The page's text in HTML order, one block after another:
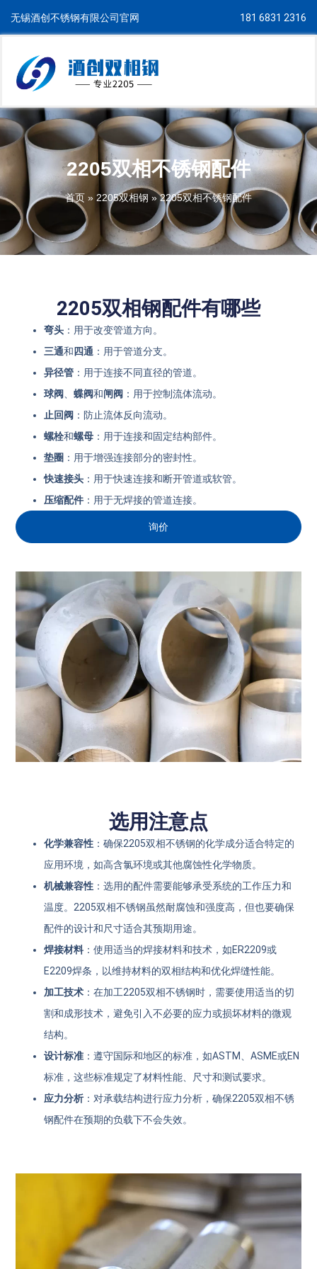
无锡酒创不锈钢有限公司官网 181 6831 2316
2205双相不锈钢配件
首页 » 2205双相钢 »2205双相不锈钢配件
2205双相钢配件有哪些
弯头 ：用于改变管道方向。
三通和 四通 ：用于管道分支。
异径管 ：用于连接不同直径的管道。
球阀
、蝶阀和闸阀 ：用于控制流体流动。
止回阀 ：防止流体反向流动。
螺栓和螺母 ：用于连接和固定结构部件。
垫圈 ：用于增强连接部分的密封性。
快速接头 ：用于快速连接和断开管道或软管。
压缩配件 ：用于无焊接的管道连接。
询价
选用注意点
化学兼容性 ：确保2205双相不锈钢的化学成分适合特定的
应用环境，如高含氯环境或其他腐蚀性化学物质。
机械兼容性 ：选用的配件需要能够承受系统的工作压力和
温度。2205双相不锈钢虽然耐腐蚀和强度高，但也要确保
配件的设计和尺寸适合其预期用途。
焊接材料 ：使用适当的焊接材料和技术，如ER2209或
E2209焊条，以维持材料的双相结构和优化焊缝性能。
加工技术 ：在加工2205双相不锈钢时，需要使用适当的切
割和成形技术，避免引入不必要的应力或损坏材料的微观
结构。
设计标准 ：遵守国际和地区的标准，如ASTM、ASME或EN
标准，这些标准规定了材料性能、尺寸和测试要求。
应力分析 ：对承载结构进行应力分析，确保2205双相不锈
钢配件在预期的负载下不会失效。